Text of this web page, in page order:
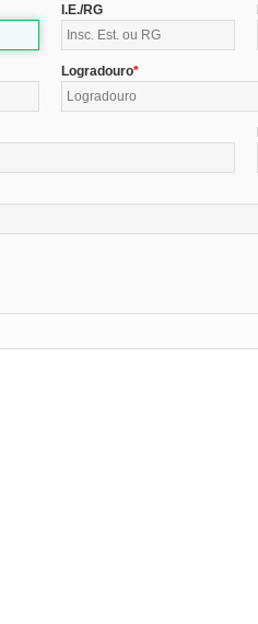
I.E./RG
Logradouro